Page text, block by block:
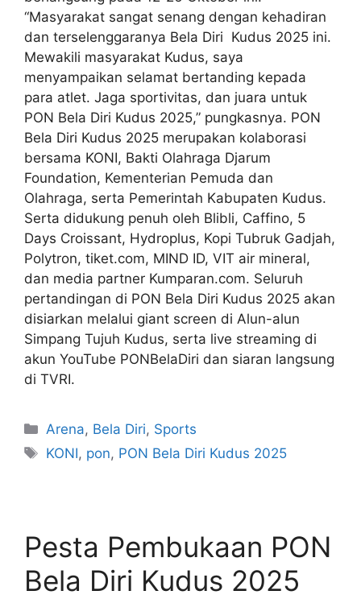
“Masyarakat sangat senang dengan kehadiran
dan terselenggaranya Bela Diri Kudus 2025 ini.
Mewakili masyarakat Kudus, saya
menyampaikan selamat bertanding kepada
para atlet. Jaga sportivitas, dan juara untuk
PON Bela Diri Kudus 2025,” pungkasnya. PON
Bela Diri Kudus 2025 merupakan kolaborasi
bersama KONI, Bakti Olahraga Djarum
Foundation, Kementerian Pemuda dan
Olahraga, serta Pemerintah Kabupaten Kudus.
Serta didukung penuh oleh Blibli, Caffino, 5
Days Croissant, Hydroplus, Kopi Tubruk Gadjah,
Polytron, tiket.com, MIND ID, VIT air mineral,
dan media partner Kumparan.com. Seluruh
pertandingan di PON Bela Diri Kudus 2025 akan
disiarkan melalui giant screen di Alun-alun
Simpang Tujuh Kudus, serta live streaming di
akun YouTube PONBelaDiri dan siaran langsung
di TVRI.
Arena, Bela Diri, Sports
KONI, pon, PON Bela Diri Kudus 2025
Pesta Pembukaan PON
Bela Diri Kudus 2025